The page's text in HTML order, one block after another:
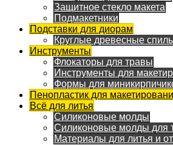
Защитное стекло макета
Подмакетники
Подставки для диорам
Круглые древесные
Инструменты
Флокаторы для травы
Инструменты для
Формы для
Пенопластик для
Всё для литья
Силиконовые молды
Силиконовые молды для
Материалы для литья и